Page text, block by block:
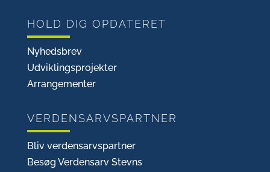
HOLD DIG OPDATERET
Nyhedsbrev
Udviklingsprojekter
Arrangementer
VERDENSARVSPARTNER
Bliv verdensarvspartner
Besøg Verdensarv Stevns